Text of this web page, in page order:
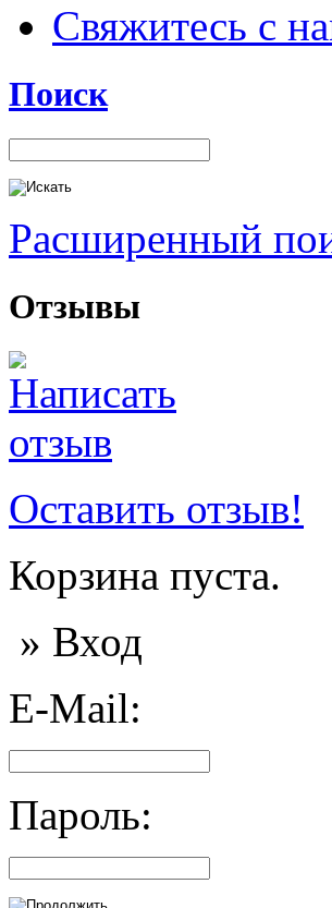
Свяжитесь с
Поиск
Расширенный
Отзывы
Оставить отзыв!
Корзина пуста.
» Вход
E-Mail:
Пароль: